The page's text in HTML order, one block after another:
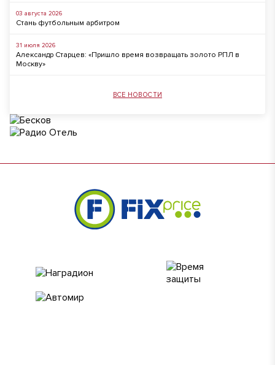
03 августа 2026
Стань футбольным арбитром
31 июля 2026
Александр Старцев: «Пришло время возвращать золото РПЛ в
Москву»
ВСЕ НОВОСТИ